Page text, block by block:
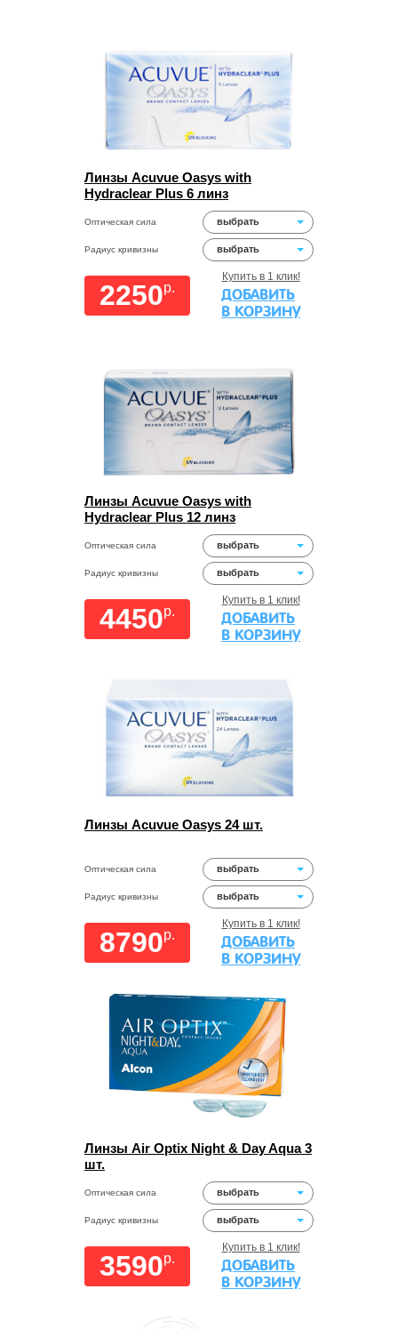
Линзы Acuvue Oasys with
Hydraclear Plus 6 линз
Оптическая сила выбрать
Радиус кривизны выбрать
2250p.
Купить в 1 клик!
ДОБАВИТЬ
В КОРЗИНУ
Линзы Acuvue Oasys with
Hydraclear Plus 12 линз
Оптическая сила выбрать
Радиус кривизны выбрать
4450p.
Купить в 1 клик!
ДОБАВИТЬ
В КОРЗИНУ
Линзы Acuvue Oasys 24 шт.
Оптическая сила выбрать
Радиус кривизны выбрать
8790p.
Купить в 1 клик!
ДОБАВИТЬ
В КОРЗИНУ
Линзы Air Optix Night & Day Aqua 3
шт.
Оптическая сила выбрать
Радиус кривизны выбрать
3590p.
Купить в 1 клик!
ДОБАВИТЬ
В КОРЗИНУ